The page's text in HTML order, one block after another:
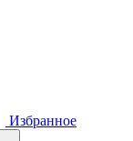
Избранное